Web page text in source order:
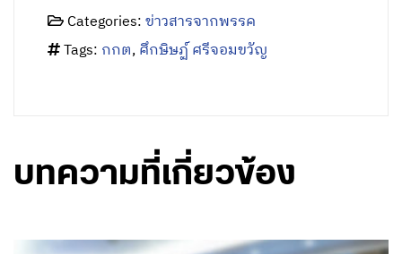
Categories:ข่าวสารจากพรรค
Tags: กกต,ศึกษิษฏ์ ศรีจอมขวัญ
บทความที่เกี่ยวข้อง